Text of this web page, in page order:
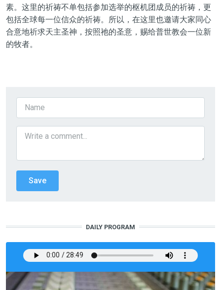
素。这里的祈祷不单包括参加选举的枢机团成员的祈祷，更
包括全球每一位信众的祈祷。所以，在这里也邀请大家同心
合意地祈求天主圣神，按照祂的圣意，赐给普世教会一位新
的牧者。
DAILY PROGRAM